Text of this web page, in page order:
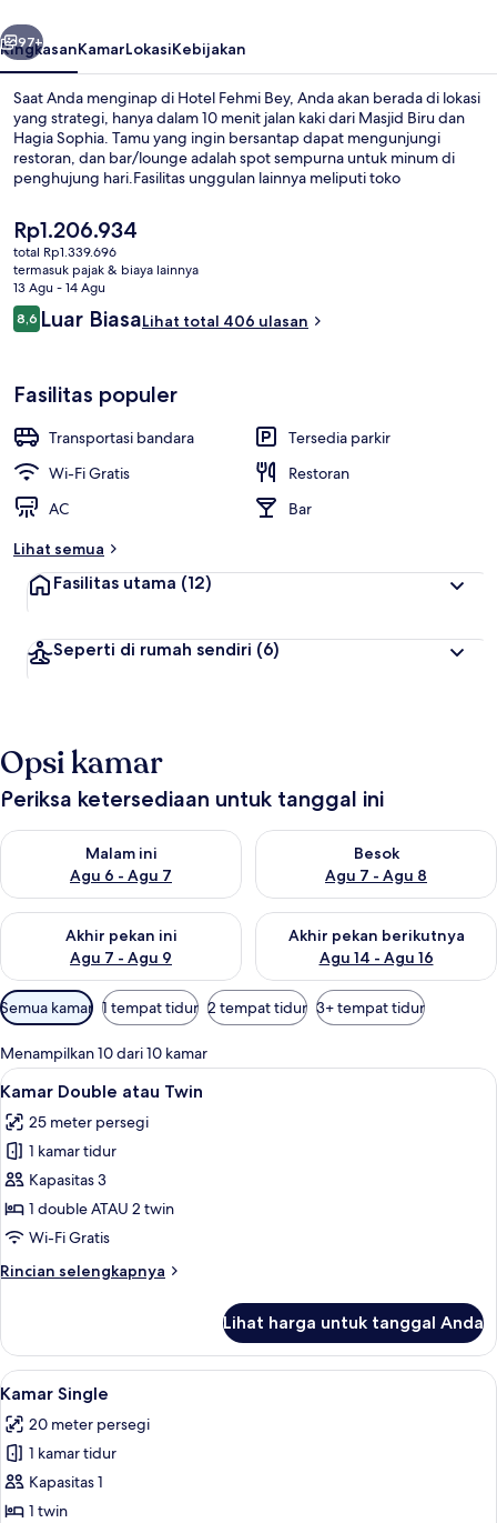
Berikutnya
97+
RingkasanKamarLokasiKebijakan
Saat Anda menginap di Hotel Fehmi Bey, Anda akan berada di lokasi
yang strategi, hanya dalam 10 menit jalan kaki dari Masjid Biru dan
Hagia Sophia. Tamu yang ingin bersantap dapat mengunjungi
restoran, dan bar/lounge adalah spot sempurna untuk minum di
penghujung hari.Fasilitas unggulan lainnya meliputi toko
jauh: Stasiun Sultanahmet berjarak 5 menit dan Stasiun Cemberlitas
berjarak 7 menit.
Harga
saat
ini
Rp1.206.934
Rp1.206.934
total Rp1.339.696
termasuk pajak & biaya lainnya
13 Agu - 14 Agu
Ulasan
8,68,6 dari 10
Luar BiasaLihat total 406 ulasan
Fasilitas populer
Transportasi bandara
Tersedia parkir
Wi-Fi Gratis
Restoran
AC
Bar
Lihat semua
Fasilitas utama (12)
Seperti di rumah sendiri (6)
Opsi kamar
Periksa ketersediaan untuk tanggal ini
Malam ini
Agu 6 - Agu 7
Periksa ketersediaan untuk malam ini Agu 6 - Agu 7
Besok
Agu 7 - Agu 8
Periksa ketersediaan untuk
Akhir pekan ini
Agu 7 - Agu 9
Periksa ketersediaan untuk akhir pekan ini Agu 7 - Agu 9
Akhir pekan berikutnya
Agu 14 - Agu 16
Periksa ketersediaan untuk
Filter
tersedia
untuk
kamar
Semua kamar 1 tempat tidur 2 tempat tidur 3+ tempat tidur
Menampilkan 10 dari 10 kamar
Lihat
semua
foto
untuk
Kamar
Double
atau
Seprai katun Mesir, seprai premium,
9
Kamar Double atau Twin
25 meter persegi
1 kamar tidur
Kapasitas 3
1 double ATAU 2 twin
Wi-Fi Gratis
Rincian selengkapnya
Rincian
Kamar
Double
atau
Lihat harga untuk tanggal Anda
Lihat
semua
foto
untuk
Kamar
Single
Seprai katun Mesir, seprai premium,
4
Kamar Single
20 meter persegi
1 kamar tidur
Kapasitas 1
1 twin